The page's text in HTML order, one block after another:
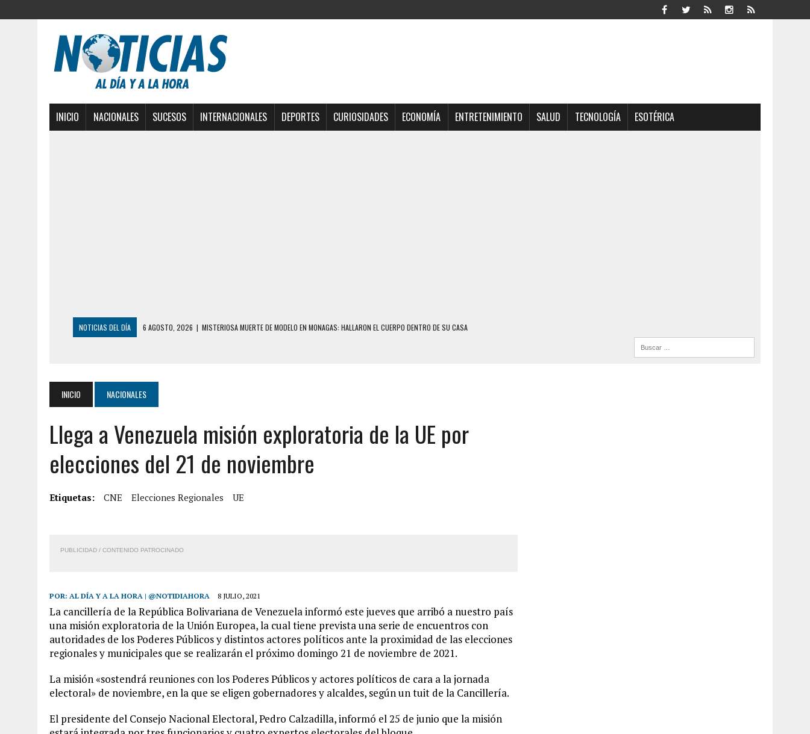
INICIO NACIONALES SUCESOS INTERNACIONALES DEPORTES CURIOSIDADES ECONOMÍA ENTRETENIMIENTO SALUD TECNOLOGÍA ESOTÉRICA
NOTICIAS DEL DÍA 6 AGOSTO, 2026 | MISTERIOSA MUERTE DE MODELO EN MONAGAS: HALLARON EL CUERPO DENTRO DE SU CASA
5 AGOSTO, 2026 | HORROR EN BARINAS: UN HOMBRE INDUJO AL SUICIDIO A UNA ADOLESCENTE DE 13 AÑOS TRAS ABUSAR DE ELLA
3 AGOSTO, 2026
LA INCREÍBLE FORMA EN LA QUE SOBREVIVIÓ UN HOMBRE Y SU FAMILIA TRAS LOS TERREMOTOS: CAYERON DESDE EL PISO NUEVE DEL
EDIFICIO PETUNIA
7 AGOSTO, 2026 | FUGA DE GAS GENERÓ EXPLOSIÓN EN LOCAL COMERCIAL DE CHACAO
YARACUY: ASESINARON DOS HOMBRES EL MISMO DÍA EN SECTORES VECINOS
INICIO NACIONALES
Llega a Venezuela misión exploratoria de la UE por
elecciones del 21 de noviembre
Etiquetas: CNE Elecciones Regionales UE
PUBLICIDAD / CONTENIDO PATROCINADO
POR: AL DÍA Y A LA HORA | @NOTIDIAHORA 8 JULIO, 2021
La cancillería de la República Bolivariana de Venezuela informó este jueves que arribó a nuestro país
una misión exploratoria de la Unión Europea, la cual tiene prevista una serie de encuentros con
autoridades de los Poderes Públicos y distintos actores políticos ante la proximidad de las elecciones
regionales y municipales que se realizarán el próximo domingo 21 de noviembre de 2021.
La misión «sostendrá reuniones con los Poderes Públicos y actores políticos de cara a la jornada
electoral» de noviembre, en la que se eligen gobernadores y alcaldes, según un tuit de la Cancillería.
El presidente del Consejo Nacional Electoral, Pedro Calzadilla, informó el 25 de junio que la misión